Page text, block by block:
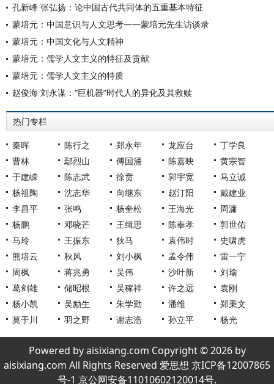
孔新峰 张弘扬：论中国古代共同体的五重基本特征
蒙培元：中国意识与人文思考——蒙培元先生访谈录
蒙培元：中国文化与人文精神
蒙培元：儒学人文主义的特征及贡献
蒙培元：儒学人文主义的特质
赵俊海 刘永谋：“巨机器”时代人的异化及其救赎
热门专栏
秦晖 陈行之 郑永年 龙应台
丁学良
曹林
鄢烈山 傅国涌 陈嘉映
黄宗智
于建嵘
陈志武 徐贲 郭宇宽
马立诚
杨祖陶
沈志华 向继东 赵汀阳
戴建业
李昌平
张鸣 杨奎松 王海光
周濂
杨鹏
邓晓芒 王缉思 陈奉孝
郭世佑
马玲
王振东 狄马 袁伟时
史啸虎
熊培云
秋风 刘小枫 孟令伟
雷一宁
周枫
蒋兆勇 吴伟 沙叶新
刘瑜
葛剑雄
储昭根 吴稼祥 许之远
袁刚
杨小凯
吴励生 朱学勤 潘维
郑秉文
莫于川
羽之野 谢志浩 孙立平 杨光
Powered by aisixiang.com Copyright © 2026 by
aisixiang.com All Rights Reserved 爱思想 京ICP备12007865
号-1 京公网安备11010602120014号.